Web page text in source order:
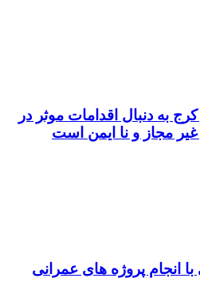
به دنبال اقدامات موثر در
مجاز و نا ایمن است
انجام پروژه های عمرانی